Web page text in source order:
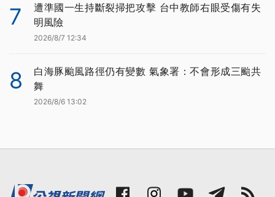
7
遭準國一生持斷裂掃把攻擊 台中教師右眼受傷有失
明風險
2026/8/7 12:34
8
白海豚颱風路徑仍有變數 氣象署：不會形成三颱共
舞
2026/8/6 13:02